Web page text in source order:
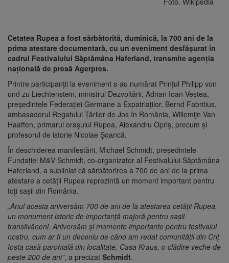
Cetatea Rupea a fost sărbătorită, duminică, la 700 ani de la
prima atestare documentară, cu un eveniment desfăşurat în
cadrul Festivalului Săptămâna Haferland, transmite agenția
națională de presă Agerpres.
Printre participanţii la eveniment s-au numărat Prinţul Philipp von
und zu Liechtenstein, ministrul Dezvoltării, Adrian Ioan Veştea,
preşedintele Federaţiei Germane a Expatriaţilor, Bernd Fabritius,
ambasadorul Regatului Ţărilor de Jos în România, Willemijn Van
Haaften, primarul oraşului Rupea, Alexandru Opriş, precum şi
profesorul de istorie Nicolae Şoancă.
În deschiderea manifestării, Michael Schmidt, preşedintele
Fundaţiei M&V Schmidt, co-organizator al Festivalului Săptămâna
Haferland, a subliniat că sărbătorirea a 700 de ani de la prima
atestare a cetăţii Rupea reprezintă un moment important pentru
toţi saşii din România.
„Anul acesta aniversăm 700 de ani de la atestarea cetăţii Rupea,
un monument istoric de importanţă majoră pentru saşii
transilvăneni. Aniversăm şi momente importante pentru festivalul
nostru, cum ar fi un deceniu de când am redat comunităţii din Criţ
fosta casă parohială din localitate, Casa Kraus, o clădire veche de
peste 200 de ani”, a precizat Schmidt.